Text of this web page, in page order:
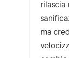
rilascia
ma